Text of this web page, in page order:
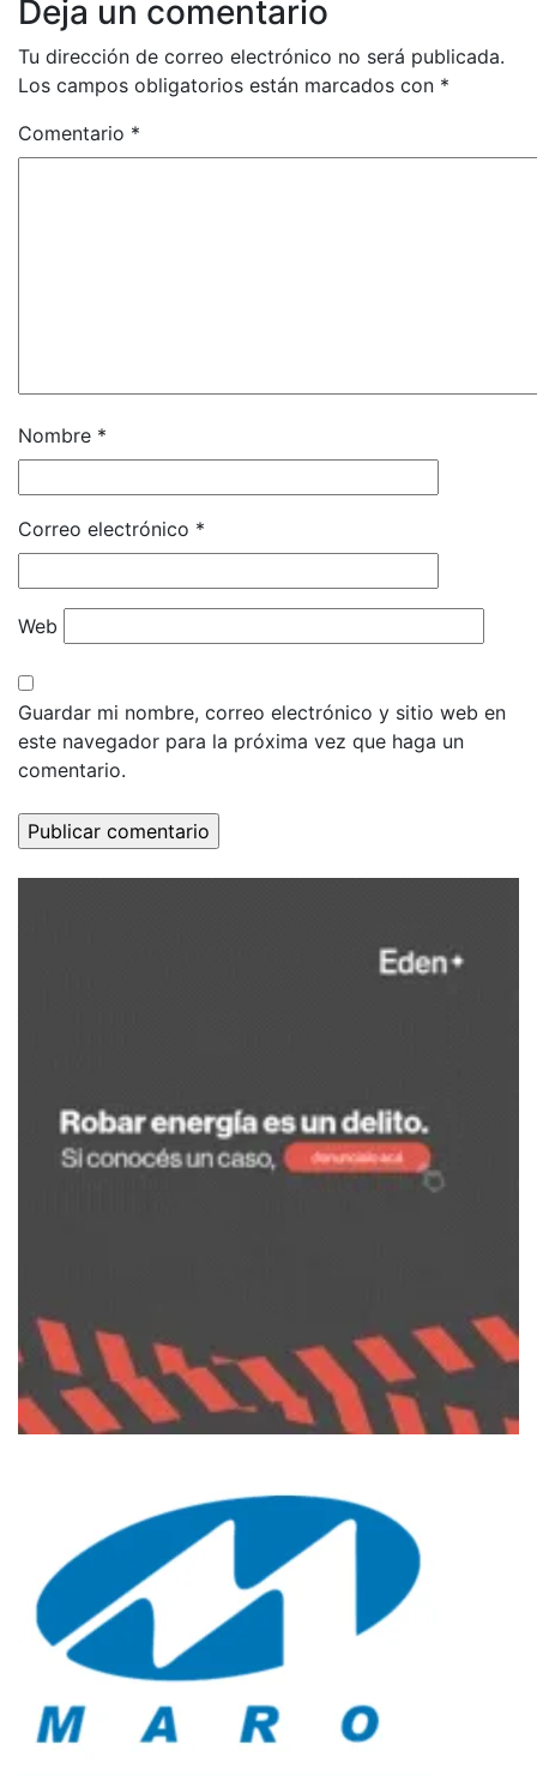
Deja un comentario
Tu dirección de correo electrónico no será publicada.
Los campos obligatorios están marcados con *
Comentario *
Nombre *
Correo electrónico *
Web
Guardar mi nombre, correo electrónico y sitio web en
este navegador para la próxima vez que haga un
comentario.